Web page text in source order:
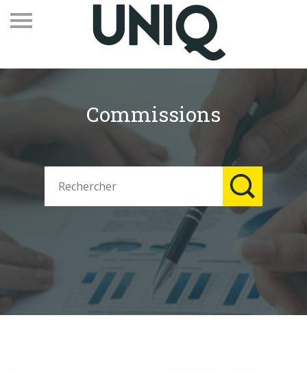
Recevez notre newsletter
Vos contacts
Espace adhérents
EN
Qui sommes-nous
Produits
Commissions